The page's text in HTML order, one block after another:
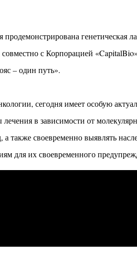
генетическая
с Корпорацией
– один путь».
сегодня имеет особую
в зависимости от
также своевременно выявлять
для их своевременного